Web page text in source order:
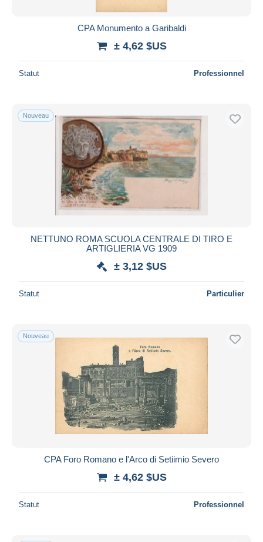
CPA Monumento a Garibaldi
± 4,62 $US
Statut Professionnel
Nouveau
NETTUNO ROMA SCUOLA CENTRALE DI TIRO E
ARTIGLIERIA VG 1909
± 3,12 $US
Statut Particulier
Nouveau
CPA Foro Romano e l'Arco di Setiimio Severo
± 4,62 $US
Statut Professionnel